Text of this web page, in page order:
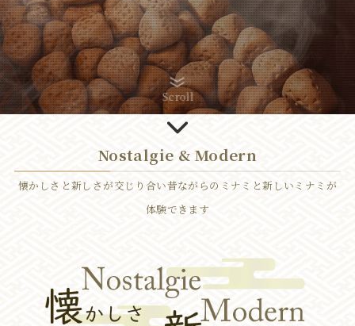
Scroll
Nostalgie & Modern
懐かしさと新しさが交じり合い昔ながらのミナミと新しいミナミが
体験できます